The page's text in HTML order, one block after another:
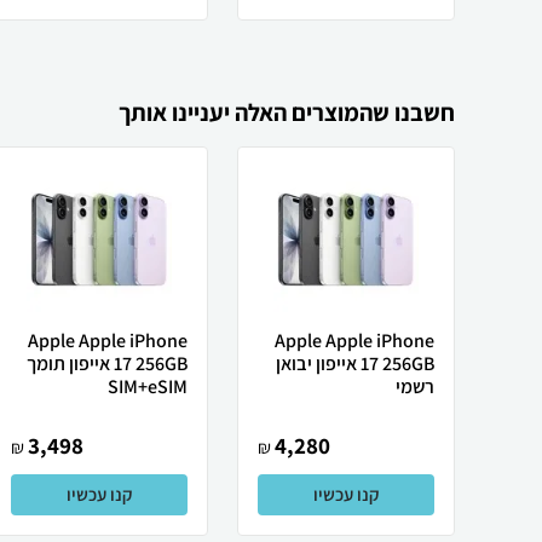
חשבנו שהמוצרים האלה יעניינו אותך
Apple Apple iPhone
17 256GB אייפון יבואן
רשמי
4,280
₪
קנו עכשיו
Apple Apple iPhone
17 256GB אייפון תומך
SIM+eSIM
3,498
₪
קנו עכשיו